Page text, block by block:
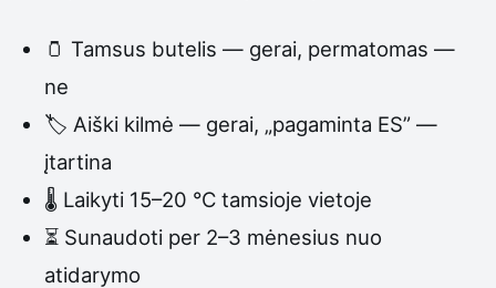
🫙 Tamsus butelis — gerai, permatomas —
ne
🏷️ Aiški kilmė — gerai, „pagaminta ES” —
įtartina
🌡️ Laikyti 15–20 °C tamsioje vietoje
⏳ Sunaudoti per 2–3 mėnesius nuo
atidarymo